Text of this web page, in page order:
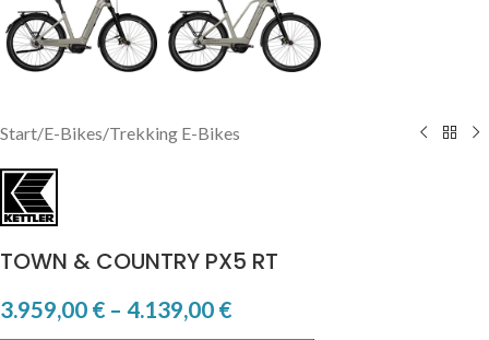
Start/E-Bikes/Trekking E-Bikes
TOWN & COUNTRY PX5 RT
3.959,00 € – 4.139,00 €